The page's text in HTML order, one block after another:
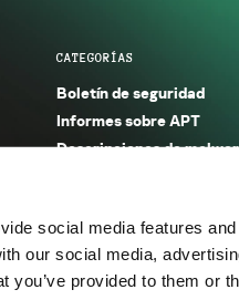
social media features
our social media,
provided to them or
CATEGORÍAS
Boletín de seguridad
Informes sobre APT
Descripciones de
Informes sobre spam y
Publicaciones
Incidentes